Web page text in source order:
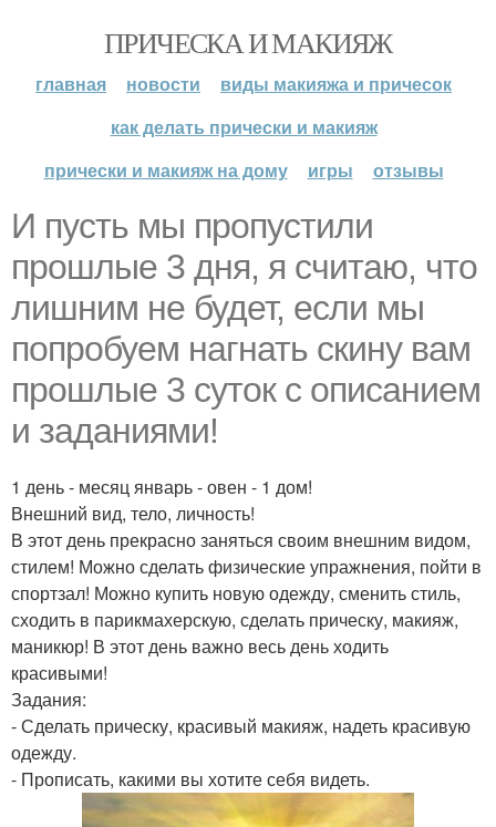
ПРИЧЕСКА И МАКИЯЖ
главная новости
виды макияжа и причесок
как делать прически и макияж
прически и макияж на дому
игры отзывы
И пусть мы пропустили
прошлые 3 дня, я считаю, что
лишним не будет, если мы
попробуем нагнать скину вам
прошлые 3 суток с описанием
и заданиями!
1 день - месяц январь - овен - 1 дом!
Внешний вид, тело, личность!
В этот день прекрасно заняться своим внешним видом,
стилем! Можно сделать физические упражнения, пойти в
спортзал! Можно купить новую одежду, сменить стиль,
сходить в парикмахерскую, сделать прическу, макияж,
маникюр! В этот день важно весь день ходить
красивыми!
Задания:
- Сделать прическу, красивый макияж, надеть красивую
одежду.
- Прописать, какими вы хотите себя видеть.